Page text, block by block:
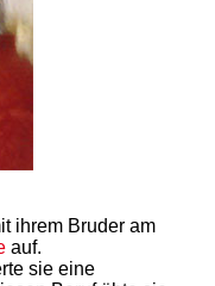
ihrem Bruder am
auf.
sie eine